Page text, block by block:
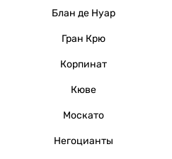
Блан де Нуар
Гран Крю
Корпинат
Кюве
Москато
Негоцианты